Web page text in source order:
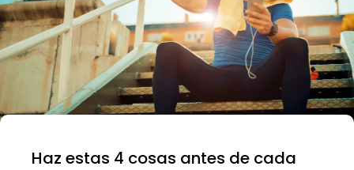
Haz estas 4 cosas antes de cada